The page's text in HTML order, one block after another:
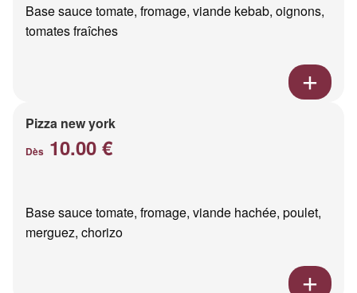
Base sauce tomate, fromage, viande kebab, oignons,
tomates fraîches
Pizza new york
Dès 10.00 €
Base sauce tomate, fromage, viande hachée, poulet,
merguez, chorizo